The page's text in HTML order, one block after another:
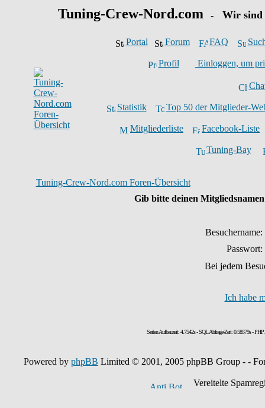
Tuning-Crew-Nord.com - Wir sind
Portal Forum FAQ
Profil Einloggen, um
Statistik Top 50 der Mitglieder-
Mitgliederliste Facebook-Liste
Tuning-Bay
Tuning-Crew-Nord.com Foren-Übersicht
Gib bitte deinen
Besuchername:
Passwort:
Bei jedem
Ich habe
Seiten Aufbauzeit: 4.7542s - SQL Abfrage-Zeit: 0.58579s -
Powered by phpBB Limited © 2001, 2005 phpBB Group - -
Vereitelte